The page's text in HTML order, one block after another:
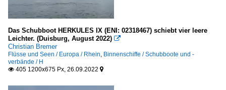
Das Schubboot HERKULES IX (ENI: 02318467) schiebt vier leere
Leichter. (​Duisburg, August 2022) 
Christian Bremer
Flüsse und Seen / Europa / Rhein, Binnenschiffe / Schubboote und -
verbände / H
 405 1200x675 Px, 26.09.2022 